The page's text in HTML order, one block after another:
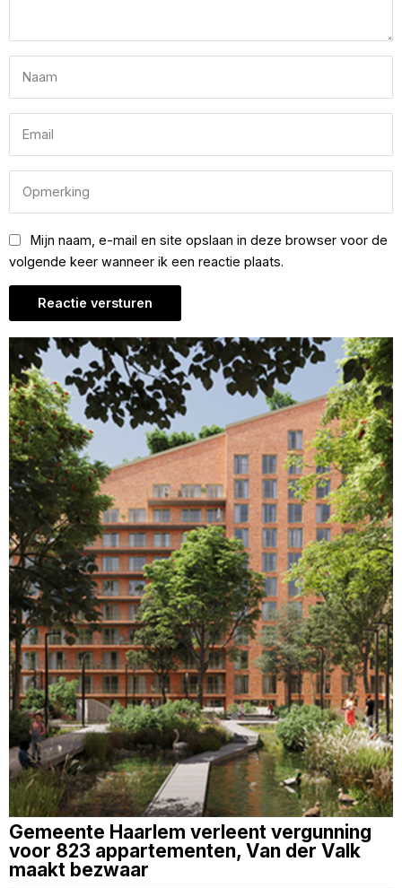
Mijn naam, e-mail en site opslaan in deze browser voor de
volgende keer wanneer ik een reactie plaats.
Gemeente Haarlem verleent vergunning
voor 823 appartementen, Van der Valk
maakt bezwaar